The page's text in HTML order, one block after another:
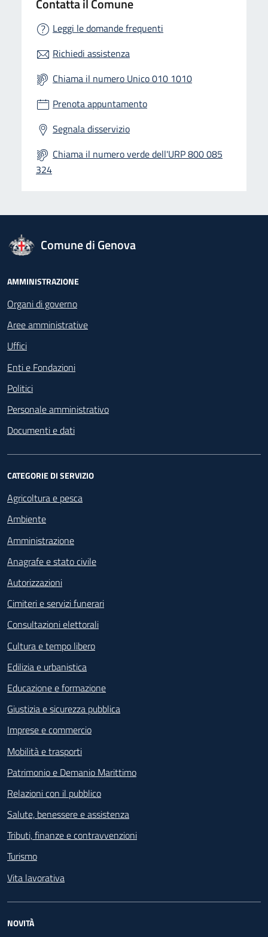
Contatta il Comune
Leggi le domande frequenti
Richiedi assistenza
Chiama il numero Unico 010 1010
Prenota appuntamento
Segnala disservizio
Chiama il numero verde dell'URP 800 085
324
logo Unione Europea
Comune di Genova
Footer - Navigazione
AMMINISTRAZIONE
Organi di governo
Aree amministrative
Uffici
Enti e Fondazioni
Politici
Personale amministrativo
Documenti e dati
CATEGORIE DI SERVIZIO
Agricoltura e pesca
Ambiente
Amministrazione
Anagrafe e stato civile
Autorizzazioni
Cimiteri e servizi funerari
Consultazioni elettorali
Cultura e tempo libero
Edilizia e urbanistica
Educazione e formazione
Giustizia e sicurezza pubblica
Imprese e commercio
Mobilità e trasporti
Patrimonio e Demanio Marittimo
Relazioni con il pubblico
Salute, benessere e assistenza
Tributi, finanze e contravvenzioni
Turismo
Vita lavorativa
NOVITÀ